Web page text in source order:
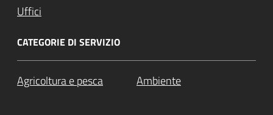
Uffici
CATEGORIE DI SERVIZIO
Agricoltura e pesca Ambiente